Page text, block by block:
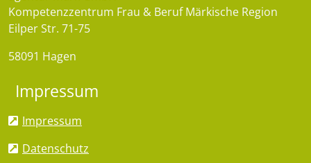
Kompetenzzentrum Frau & Beruf Märkische Region
Eilper Str. 71-75
58091 Hagen
Impressum
Impressum
Datenschutz